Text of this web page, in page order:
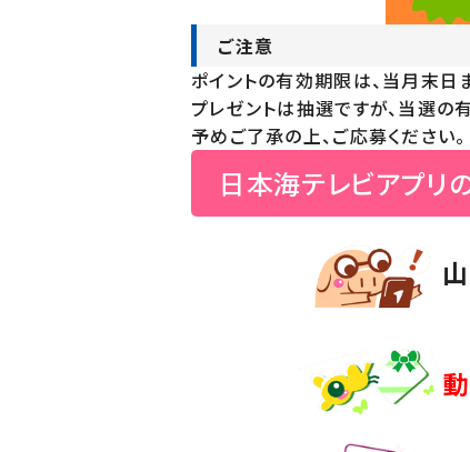
ご注意
ポイントの有効期限は、当月末日
プレゼントは抽選ですが、当選の
予めご了承の上、ご応募ください。
日本海テレビアプリ